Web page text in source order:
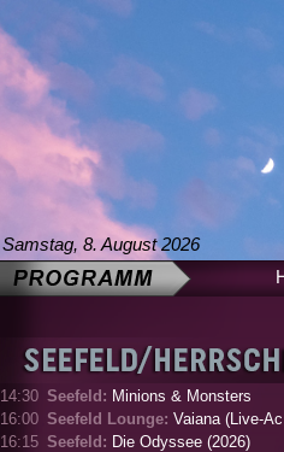
Samstag, 8. August 2026
14:30 Seefeld: Minions & Monsters
16:00 Seefeld Lounge: Vaiana (Live-
16:15 Seefeld: Die Odyssee (2026)